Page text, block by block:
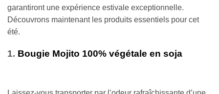
garantiront une expérience estivale exceptionnelle.
Découvrons maintenant les produits essentiels pour cet
été.
1. Bougie Mojito 100% végétale en soja